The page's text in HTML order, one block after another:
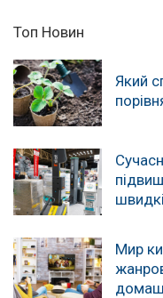
Топ Новин
Який
Мир